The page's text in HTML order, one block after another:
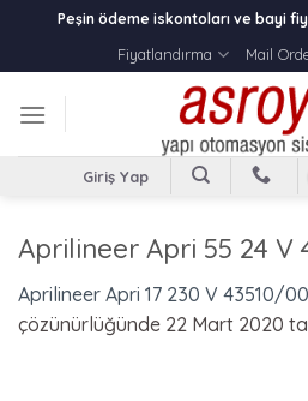
content
Peşin ödeme iskontoları ve bayi
Fiyatlandırma
Mail
Giriş Yap
Aprilineer Apri 55 24 V
Aprilineer Apri 17 230 V 43510/
çözünürlüğünde 22 Mart 2020